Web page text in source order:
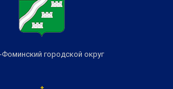
городской округ